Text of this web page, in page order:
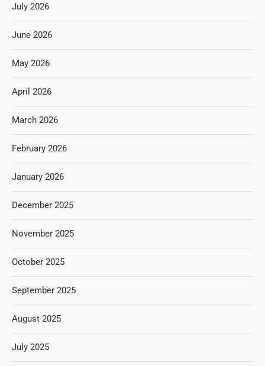
July 2026
June 2026
May 2026
April 2026
March 2026
February 2026
January 2026
December 2025
November 2025
October 2025
September 2025
August 2025
July 2025